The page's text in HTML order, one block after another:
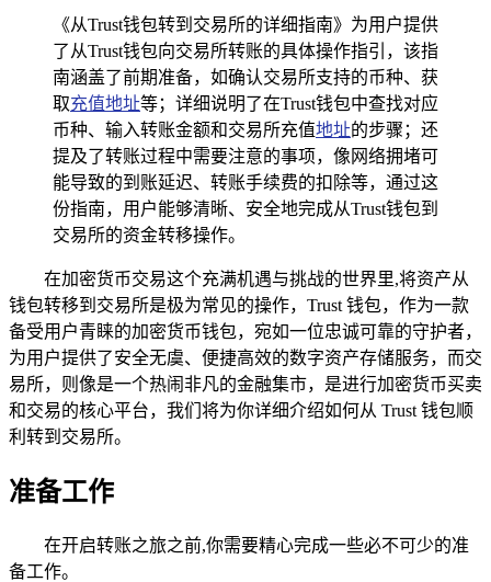
《从Trust钱包转到交易所的详细指南》为用户提供
了从Trust钱包向交易所转账的具体操作指引，该指
南涵盖了前期准备，如确认交易所支持的币种、获
取充值地址等；详细说明了在Trust钱包中查找对应
币种、输入转账金额和交易所充值地址的步骤；还
提及了转账过程中需要注意的事项，像网络拥堵可
能导致的到账延迟、转账手续费的扣除等，通过这
份指南，用户能够清晰、安全地完成从Trust钱包到
交易所的资金转移操作。
在加密货币交易这个充满机遇与挑战的世界里,将资产从
钱包转移到交易所是极为常见的操作，Trust 钱包，作为一款
备受用户青睐的加密货币钱包，宛如一位忠诚可靠的守护者，
为用户提供了安全无虞、便捷高效的数字资产存储服务，而交
易所，则像是一个热闹非凡的金融集市，是进行加密货币买卖
和交易的核心平台，我们将为你详细介绍如何从 Trust 钱包顺
利转到交易所。
准备工作
在开启转账之旅之前,你需要精心完成一些必不可少的准
备工作。